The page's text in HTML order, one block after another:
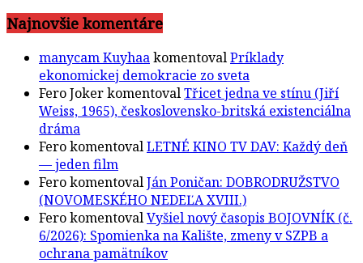
Najnovšie komentáre
manycam KuyhaakomentovalPríklady
ekonomickej demokracie zo sveta
Fero JokerkomentovalTřicet jedna ve stínu (Jiří
Weiss, 1965), československo-britská existenciálna
dráma
FerokomentovalLETNÉ KINO TV DAV: Každý deň
— jeden film
FerokomentovalJán Poničan: DOBRODRUŽSTVO
(NOVOMESKÉHO NEDEĽA XVIII.)
FerokomentovalVyšiel nový časopis BOJOVNÍK (č.
6/2026): Spomienka na Kalište, zmeny v SZPB a
ochrana pamätníkov